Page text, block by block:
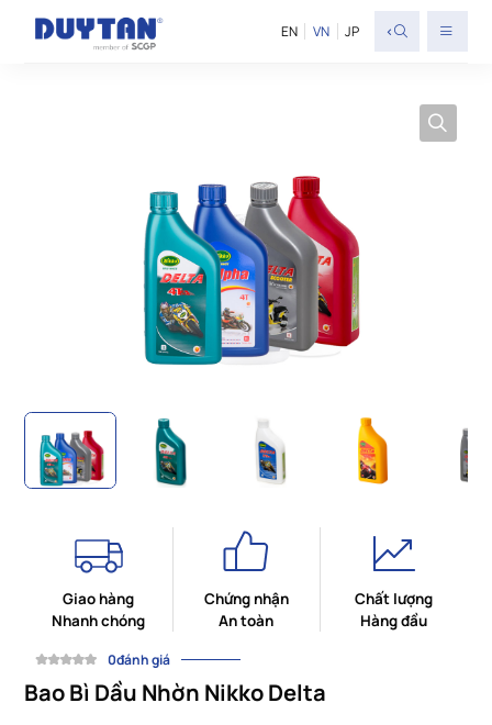
EN VN JP <
Giao hàng
Nhanh chóng
Chứng nhận
An toàn
Chất lượng
Hàng đầu
0đánh giá
Bao Bì Dầu Nhờn Nikko Delta